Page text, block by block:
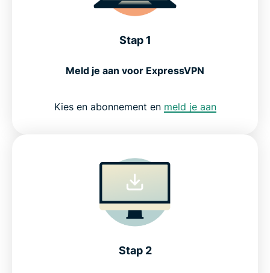
Wat mensen zeggen over ExpressVPN
Veelgestelde vragen: een VPN downloaden
Probeer ExpressVPN
Stap 1
Meld je aan voor ExpressVPN
Kies en abonnement en meld je aan
Stap 2